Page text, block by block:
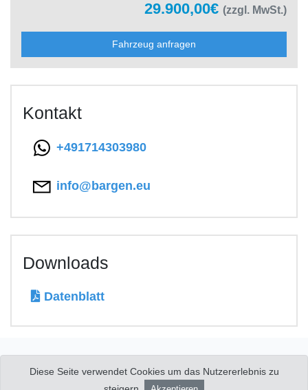
29.900,00€ (zzgl. MwSt.)
Fahrzeug anfragen
Kontakt
+491714303980
info@bargen.eu
Downloads
Datenblatt
© 2026 Copyright:Viktor Bargen Nutzfahrzeuge|Impressum
Diese Seite verwendet Cookies um das Nutzererlebnis zu